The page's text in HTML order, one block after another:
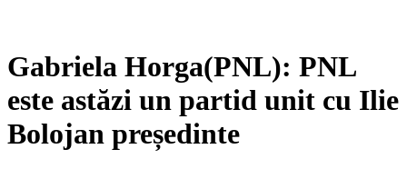
Gabriela Horga(PNL): PNL
este astăzi un partid unit cu Ilie
Bolojan președinte